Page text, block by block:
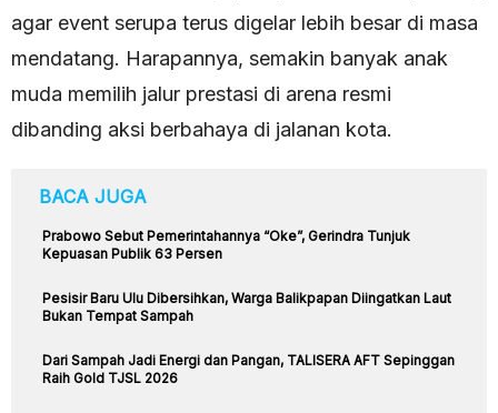
agar event serupa terus digelar lebih besar di masa
mendatang. Harapannya, semakin banyak anak
muda memilih jalur prestasi di arena resmi
dibanding aksi berbahaya di jalanan kota.
BACA JUGA
Prabowo Sebut Pemerintahannya “Oke”, Gerindra Tunjuk
Kepuasan Publik 63 Persen
Pesisir Baru Ulu Dibersihkan, Warga Balikpapan Diingatkan Laut
Bukan Tempat Sampah
Dari Sampah Jadi Energi dan Pangan, TALISERA AFT Sepinggan
Raih Gold TJSL 2026